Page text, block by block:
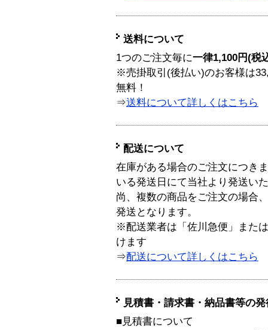
送料について
1つのご注文毎に一律1,100円(税
※売掛取引(後払い)のお客様は
無料！
⇒送料について詳しくはこちら
配送について
在庫がある場合のご注文につき
いる発送日にて当社より発送い
尚、複数の商品をご注文の場合
発送となります。
※配送業者は「佐川急便」また
けます
⇒配送について詳しくはこちら
見積書・請求書・納品書等の
■見積書について